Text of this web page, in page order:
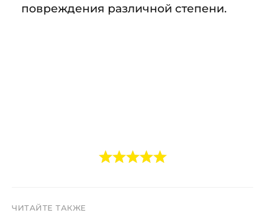
повреждения различной степени.
ЧИТАЙТЕ ТАКЖЕ